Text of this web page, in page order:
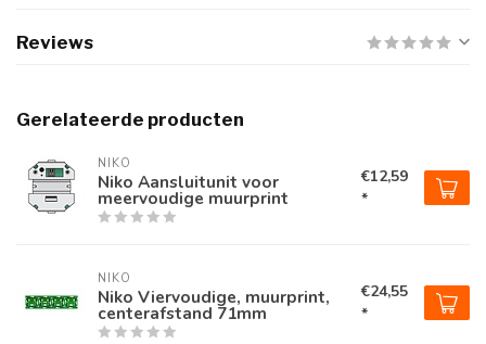
Reviews
Gerelateerde producten
NIKO
Niko Aansluitunit voor
meervoudige muurprint
€12,59
*
NIKO
Niko Viervoudige, muurprint,
centerafstand 71mm
€24,55
*